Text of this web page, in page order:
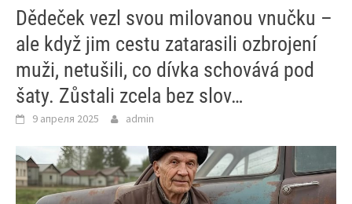
Dědeček vezl svou milovanou vnučku –
ale když jim cestu zatarasili ozbrojení
muži, netušili, co dívka schovává pod
šaty. Zůstali zcela bez slov…
9 апреля 2025 admin